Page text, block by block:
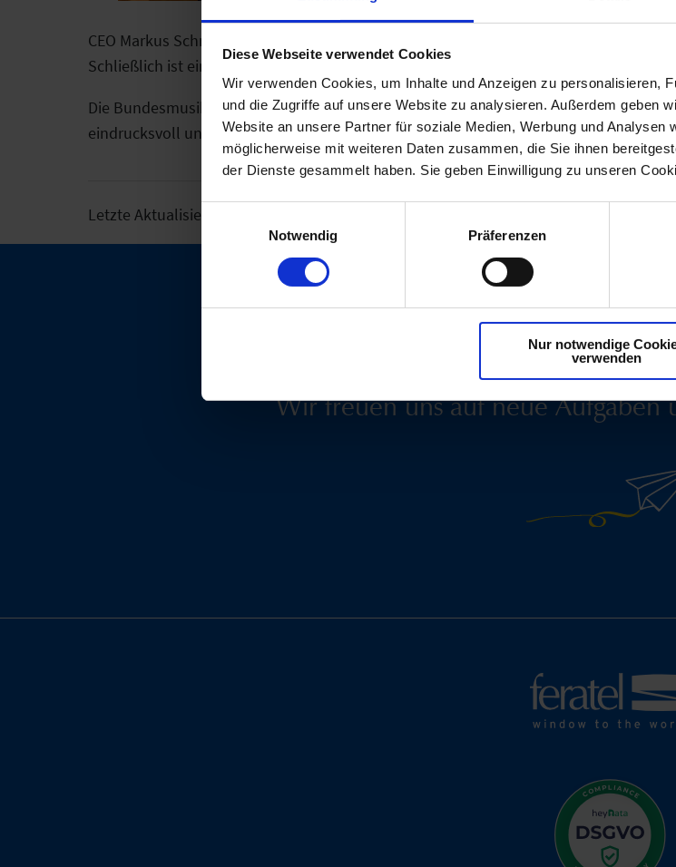
Diese Webseite verwendet Cookies
Wir verwenden Cookies, um Inhalte und Anzeigen zu personalisieren,
und die Zugriffe auf unsere Website zu analysieren. Außerdem geben
Website an unsere Partner für soziale Medien, Werbung und Analysen
möglicherweise mit weiteren Daten zusammen, die Sie ihnen
der Dienste gesammelt haben. Sie geben Einwilligung zu unseren
Notwendig
Präferenzen
Nur notwendige
verwenden
CEO Markus Schröcksnadel war persönlich vor Ort, um die Partitur
Schließlich ist ein eigener Marsch eine seltene und sehr ehrenvolle Widmung für ein
Die Bundesmusikkapelle Grinzens überzeugte mit einem kraftvollen und zugleich
eindrucksvoll unterstrich. Für feratel ist diese Komposition ein Zeichen der
Letzte Aktualisierung am 26.11.2025
Treten Sie mit uns
Wir freuen uns auf neue Aufgaben